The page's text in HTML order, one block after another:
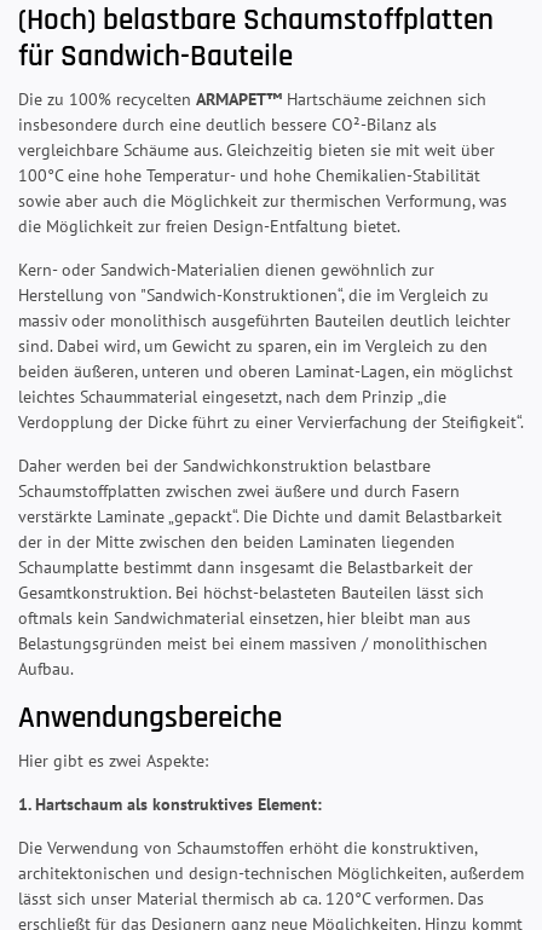
(Hoch) belastbare Schaumstoffplatten
für Sandwich-Bauteile
Die zu 100% recycelten ARMAPET™ Hartschäume zeichnen sich
insbesondere durch eine deutlich bessere CO²-Bilanz als
vergleichbare Schäume aus. Gleichzeitig bieten sie mit weit über
100°C eine hohe Temperatur- und hohe Chemikalien-Stabilität
sowie aber auch die Möglichkeit zur thermischen Verformung, was
die Möglichkeit zur freien Design-Entfaltung bietet.
Kern- oder Sandwich-Materialien dienen gewöhnlich zur
Herstellung von "Sandwich-Konstruktionen“, die im Vergleich zu
massiv oder monolithisch ausgeführten Bauteilen deutlich leichter
sind. Dabei wird, um Gewicht zu sparen, ein im Vergleich zu den
beiden äußeren, unteren und oberen Laminat-Lagen, ein möglichst
leichtes Schaummaterial eingesetzt, nach dem Prinzip „die
Verdopplung der Dicke führt zu einer Vervierfachung der Steifigkeit“.
Daher werden bei der Sandwichkonstruktion belastbare
Schaumstoffplatten zwischen zwei äußere und durch Fasern
verstärkte Laminate „gepackt“. Die Dichte und damit Belastbarkeit
der in der Mitte zwischen den beiden Laminaten liegenden
Schaumplatte bestimmt dann insgesamt die Belastbarkeit der
Gesamtkonstruktion. Bei höchst-belasteten Bauteilen lässt sich
oftmals kein Sandwichmaterial einsetzen, hier bleibt man aus
Belastungsgründen meist bei einem massiven / monolithischen
Aufbau.
Anwendungsbereiche
Hier gibt es zwei Aspekte:
1. Hartschaum als konstruktives Element:
Die Verwendung von Schaumstoffen erhöht die konstruktiven,
architektonischen und design-technischen Möglichkeiten, außerdem
lässt sich unser Material thermisch ab ca. 120°C verformen. Das
erschließt für das Designern ganz neue Möglichkeiten. Hinzu kommt